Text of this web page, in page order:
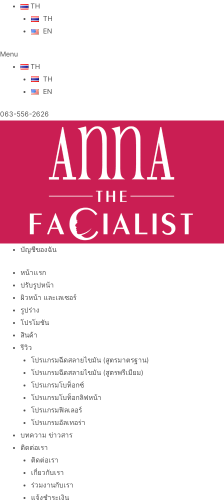
TH
TH
EN
Menu
TH
TH
EN
063-556-2626
บัญชีของฉัน
หน้าเเรก
ปรับรูปหน้า
ผิวหน้า และเลเซอร์
รูปร่าง
โปรโมชัน
สินค้า
รีวิว
โปรแกรมฉีดสลายไขมัน (สูตรมาตรฐาน)
โปรแกรมฉีดสลายไขมัน (สูตรพรีเมียม)
โปรแกรมโบท็อกซ์
โปรแกรมโบท็อกลิฟหน้า
โปรแกรมฟิลเลอร์
โปรแกรมอัลเทอร่า
บทความ ข่าวสาร
ติดต่อเรา
ติดต่อเรา
เกี่ยวกับเรา
ร่วมงานกับเรา
แจ้งชำระเงิน